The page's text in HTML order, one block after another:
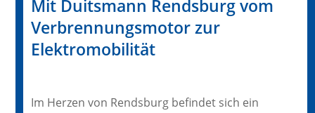
Mit Duitsmann Rendsburg vom
Verbrennungsmotor zur
Elektromobilität
Im Herzen von Rendsburg befindet sich ein